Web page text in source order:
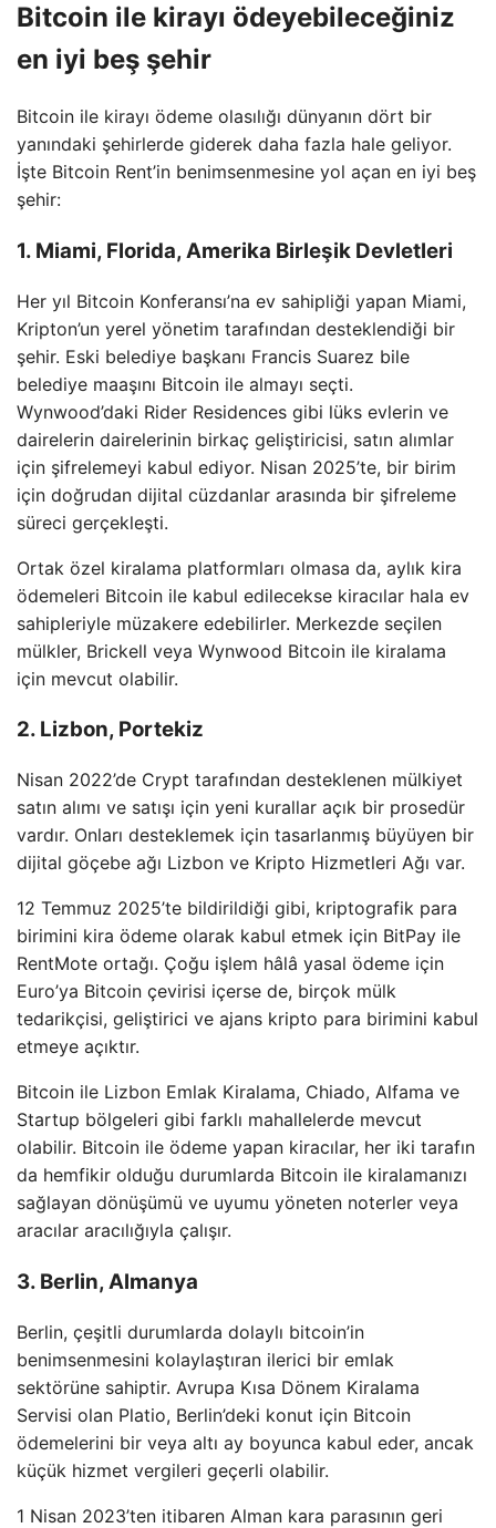
Bitcoin ile kirayı ödeyebileceğiniz
en iyi beş şehir
Bitcoin ile kirayı ödeme olasılığı dünyanın dört bir
yanındaki şehirlerde giderek daha fazla hale geliyor.
İşte Bitcoin Rent’in benimsenmesine yol açan en iyi beş
şehir:
1. Miami, Florida, Amerika Birleşik Devletleri
Her yıl Bitcoin Konferansı’na ev sahipliği yapan Miami,
Kripton’un yerel yönetim tarafından desteklendiği bir
şehir. Eski belediye başkanı Francis Suarez bile
belediye maaşını Bitcoin ile almayı seçti.
Wynwood’daki Rider Residences gibi lüks evlerin ve
dairelerin dairelerinin birkaç geliştiricisi, satın alımlar
için şifrelemeyi kabul ediyor. Nisan 2025’te, bir birim
için doğrudan dijital cüzdanlar arasında bir şifreleme
süreci gerçekleşti.
Ortak özel kiralama platformları olmasa da, aylık kira
ödemeleri Bitcoin ile kabul edilecekse kiracılar hala ev
sahipleriyle müzakere edebilirler. Merkezde seçilen
mülkler, Brickell veya Wynwood Bitcoin ile kiralama
için mevcut olabilir.
2. Lizbon, Portekiz
Nisan 2022’de Crypt tarafından desteklenen mülkiyet
satın alımı ve satışı için yeni kurallar açık bir prosedür
vardır. Onları desteklemek için tasarlanmış büyüyen bir
dijital göçebe ağı Lizbon ve Kripto Hizmetleri Ağı var.
12 Temmuz 2025’te bildirildiği gibi, kriptografik para
birimini kira ödeme olarak kabul etmek için BitPay ile
RentMote ortağı. Çoğu işlem hâlâ yasal ödeme için
Euro’ya Bitcoin çevirisi içerse de, birçok mülk
tedarikçisi, geliştirici ve ajans kripto para birimini kabul
etmeye açıktır.
Bitcoin ile Lizbon Emlak Kiralama, Chiado, Alfama ve
Startup bölgeleri gibi farklı mahallelerde mevcut
olabilir. Bitcoin ile ödeme yapan kiracılar, her iki tarafın
da hemfikir olduğu durumlarda Bitcoin ile kiralamanızı
sağlayan dönüşümü ve uyumu yöneten noterler veya
aracılar aracılığıyla çalışır.
3. Berlin, Almanya
Berlin, çeşitli durumlarda dolaylı bitcoin’in
benimsenmesini kolaylaştıran ilerici bir emlak
sektörüne sahiptir. Avrupa Kısa Dönem Kiralama
Servisi olan Platio, Berlin’deki konut için Bitcoin
ödemelerini bir veya altı ay boyunca kabul eder, ancak
küçük hizmet vergileri geçerli olabilir.
1 Nisan 2023’ten itibaren Alman kara parasının geri